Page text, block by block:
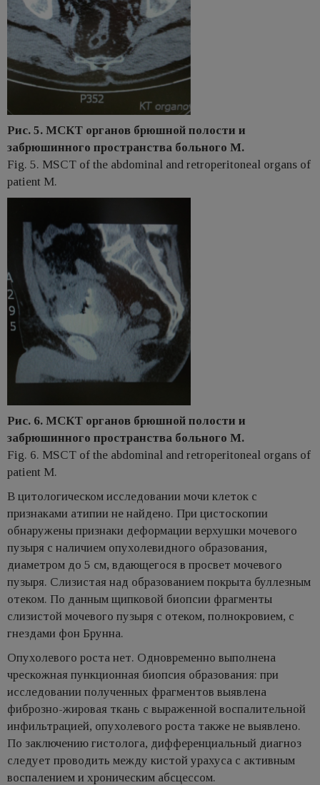
Рис. 5. МСКТ органов брюшной полости и
забрюшинного пространства больного М.
Fig. 5. MSCT of the abdominal and retroperitoneal organs of
patient M.
Рис. 6. МСКТ органов брюшной полости и
забрюшинного пространства больного М.
Fig. 6. MSCT of the abdominal and retroperitoneal organs of
patient M.
В цитологическом исследовании мочи клеток с
признаками атипии не найдено. При цистоскопии
обнаружены признаки деформации верхушки мочевого
пузыря с наличием опухолевидного образования,
диаметром до 5 см, вдающегося в просвет мочевого
пузыря. Слизистая над образованием покрыта буллезным
отеком. По данным щипковой биопсии фрагменты
слизистой мочевого пузыря с отеком, полнокровием, с
гнездами фон Брунна.
Опухолевого роста нет. Одновременно выполнена
чрескожная пункционная биопсия образования: при
исследовании полученных фрагментов выявлена
фиброзно-жировая ткань с выраженной воспалительной
инфильтрацией, опухолевого роста также не выявлено.
По заключению гистолога, дифференциальный диагноз
следует проводить между кистой урахуса с активным
воспалением и хроническим абсцессом.